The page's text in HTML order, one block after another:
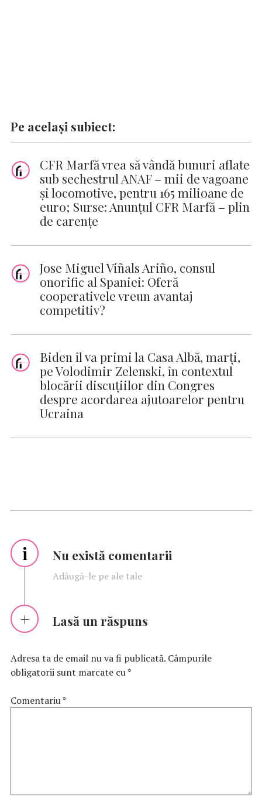
Pe același subiect:
CFR Marfă vrea să vândă bunuri aflate
sub sechestrul ANAF – mii de vagoane
și locomotive, pentru 165 milioane de
euro; Surse: Anunțul CFR Marfă – plin
de carențe
Jose Miguel Viñals Ariño, consul
onorific al Spaniei: Oferă
cooperativele vreun avantaj
competitiv?
Biden îl va primi la Casa Albă, marţi,
pe Volodimir Zelenski, în contextul
blocării discuţiilor din Congres
despre acordarea ajutoarelor pentru
Ucraina
i Nu există comentarii
Adăugă-le pe ale tale
Lasă un răspuns
Adresa ta de email nu va fi publicată. Câmpurile
obligatorii sunt marcate cu*
Comentariu*